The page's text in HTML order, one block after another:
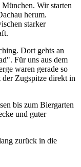
Wir starten
herum.
starker
Dort gehts an
Für uns aus dem
waren gerade so
der Zugspitze direkt in
bis zum Biergarten
und guter
zurück in die